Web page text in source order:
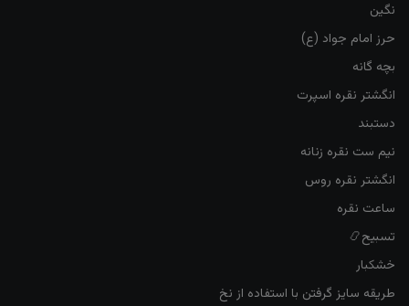
نگین
حرز امام جواد (ع)
بچه گانه
انگشتر نقره اسپرت
دستبند
نیم ست نقره زنانه
انگشتر نقره روس
ساعت نقره
تسبیح📿
خشکبار
طریقه سایز گرفتن با استفاده از نخ